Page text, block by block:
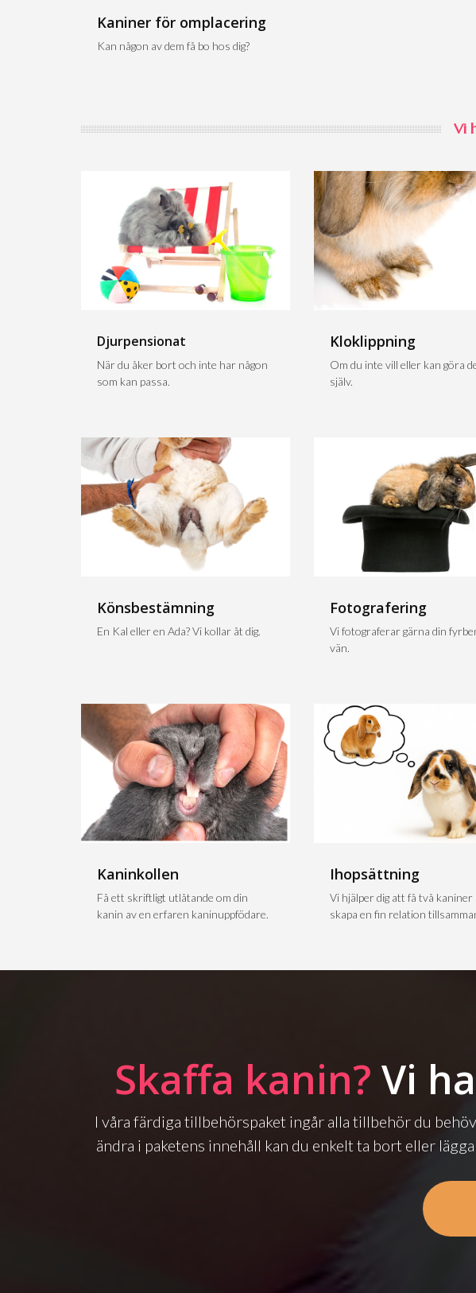
Kaniner för omplacering
Kan någon av dem få bo hos dig?
Vi
Djurpensionat
När du åker bort och inte har någon
som kan passa.
Kloklippning
Om du inte vill eller kan göra
själv.
Könsbestämning
En Kal eller en Ada? Vi kollar åt dig.
Fotografering
Vi fotograferar gärna din
vän.
Kaninkollen
Få ett skriftligt utlåtande om din
kanin av en erfaren kaninuppfödare.
Ihopsättning
Vi hjälper dig att få två kaniner
skapa en fin relation
Skaffa kanin? Vi
I våra färdiga tillbehörspaket ingår alla tillbehör du
ändra i paketens innehåll kan du enkelt ta bort eller